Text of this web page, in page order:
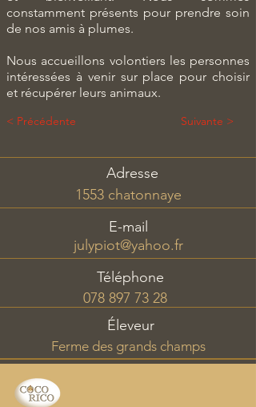
constamment présents pour prendre soin
de nos amis à plumes.
Nous accueillons volontiers les personnes
intéressées à venir sur place pour choisir
et récupérer leurs animaux.
< Précédente Suivante >
Adresse
1553 chatonnaye
E-mail
julypiot@yahoo.fr
Téléphone
078 897 73 28
Éleveur
Ferme des grands champs